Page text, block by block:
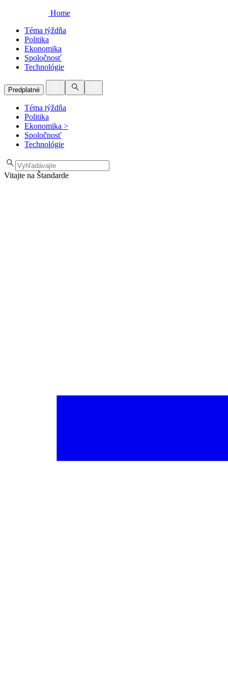
Home
Téma týždňa
Politika
Ekonomika
Spoločnosť
Technológie
Predplatné
Téma týždňa
Politika
Ekonomika >
Spoločnosť
Technológie
Vitajte na Štandarde